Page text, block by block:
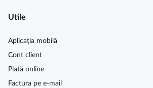
Utile
Aplicaţia mobilă
Cont client
Plată online
Factura pe e-mail